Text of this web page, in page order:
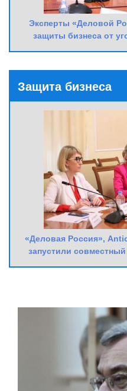
Эксперты «Деловой
защиты бизнеса от
Защита бизнеса
«Деловая Россия»,
запустили